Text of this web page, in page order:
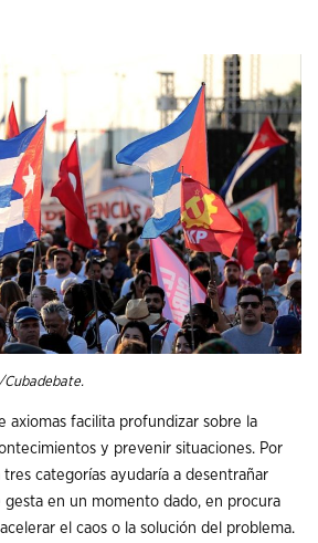
axiomas facilita profundizar sobre la
y prevenir situaciones. Por
categorías ayudaría a desentrañar
en un momento dado, en procura
el caos o la solución del problema.